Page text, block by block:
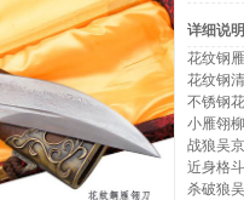
详细说明
花纹钢
花纹钢
不锈钢
小雁翎
战狼吴
近身格
杀破狼